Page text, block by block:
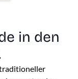
in den
traditioneller